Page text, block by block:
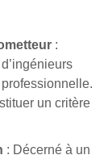
:
un critère
: Décerné à un